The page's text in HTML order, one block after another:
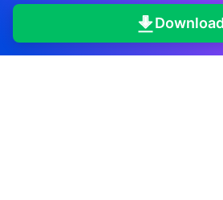
Download